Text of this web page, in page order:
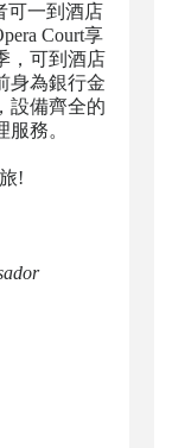
可一到酒店
Court享
，可到酒店
身為銀行金
設備齊全的
務。
!